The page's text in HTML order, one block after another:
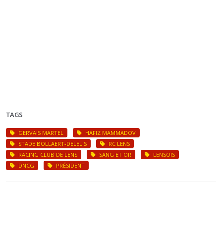
TAGS
GERVAIS MARTEL
HAFIZ MAMMADOV
STADE BOLLAERT-DELELIS
RC LENS
RACING CLUB DE LENS
SANG ET OR
LENSOIS
DNCG
PRÉSIDENT